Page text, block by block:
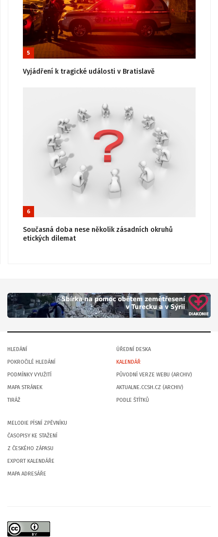
5
Vyjádření k tragické události v Bratislavě
6
Současná doba nese několik zásadních okruhů
etických dilemat
HLEDÁNÍ
POKROČILÉ HLEDÁNÍ
PODMÍNKY VYUŽITÍ
MAPA STRÁNEK
TIRÁŽ
ÚŘEDNÍ DESKA
KALENDÁŘ
PŮVODNÍ VERZE WEBU (ARCHIV)
AKTUALNE.CCSH.CZ (ARCHIV)
PODLE ŠTÍTKŮ
MELODIE PÍSNÍ ZPĚVNÍKU
ČASOPISY KE STAŽENÍ
Z ČESKÉHO ZÁPASU
EXPORT KALENDÁŘE
MAPA ADRESÁŘE